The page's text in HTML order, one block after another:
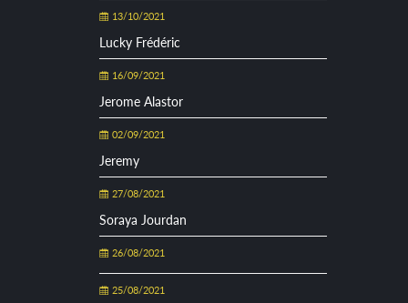
13/10/2021
Lucky Frédéric
16/09/2021
Jerome Alastor
02/09/2021
Jeremy
27/08/2021
Soraya Jourdan
26/08/2021
25/08/2021